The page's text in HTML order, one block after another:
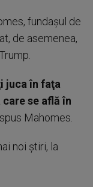
fundaşul de
de asemenea,
juca în faţa
se află în
Mahomes.
noi știri, la